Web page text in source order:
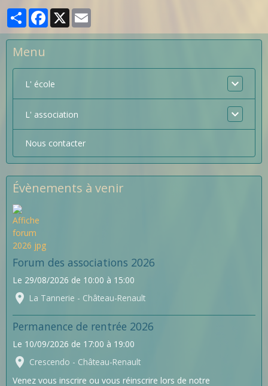
PartagerFacebook
X
Menu
L' école
L' association
Nous contacter
Évènements à venir
Forum des associations 2026
Le 29/08/2026 de 10:00 à 15:00
La Tannerie - Château-Renault
Permanence de rentrée 2026
Le 10/09/2026 de 17:00 à 19:00
Crescendo - Château-Renault
Venez vous inscrire ou vous réinscrire lors de notre